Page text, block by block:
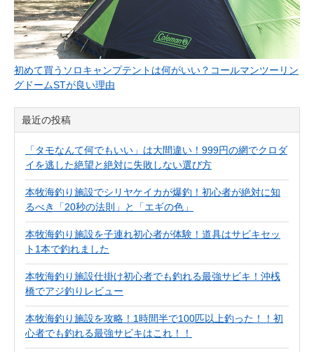
初めて買うソロキャンプテントは何がいい？コールマンツーリン
グドームSTが良い理由
最近の投稿
「タモなんて何でもいい」は大間違い！999円の網でクロダ
イを逃した絶望と絶対に失敗しない選び方
本牧海釣り施設でシリヤケイカが爆釣！初心者が絶対に知
るべき「20秒の法則」と「エギの色」
本牧海釣り施設を子連れ初心者が体験！道具はサビキセッ
ト1本で釣れました
本牧海釣り施設仕掛け初心者でも釣れる最強サビキ！沖桟
橋でアジ釣りレビュー
本牧海釣り施設を攻略！1時間半で100匹以上釣った！！初
心者でも釣れる最強サビキはこれ！！